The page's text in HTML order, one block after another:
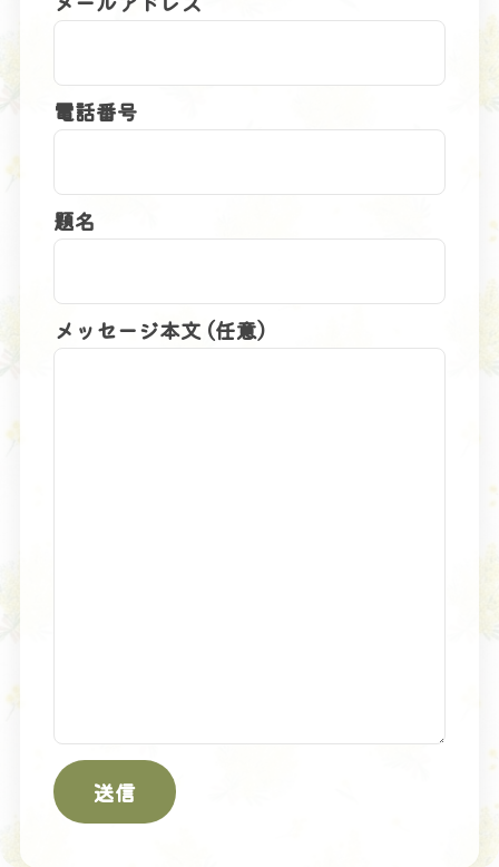
電話番号
題名
メッセージ本文 (任意)